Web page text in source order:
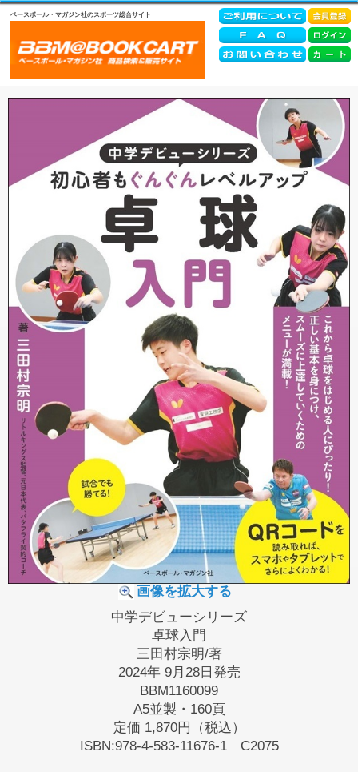
ベースボール・マガジン社のスポーツ総合サイト
画像を拡大する
中学デビューシリーズ
卓球入門
三田村宗明/著
2024年 9月28日発売
BBM1160099
A5並製・160頁
定価 1,870円（税込）
ISBN:978-4-583-11676-1 C2075